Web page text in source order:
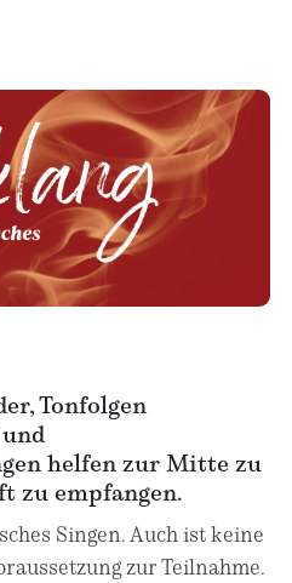
Tonfolgen
helfen zur Mitte zu
zu empfangen.
Singen. Auch ist keine
zur Teilnahme.